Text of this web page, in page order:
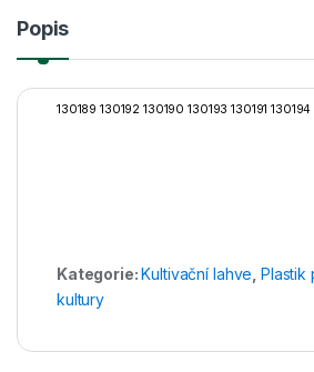
Popis
130189 130192 130190 130193 130191 130194
Kategorie:Kultivační lahve Plastik
kultury